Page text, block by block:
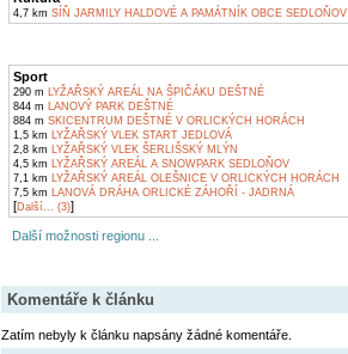
4,7 km SÍŇ JARMILY HALDOVÉ A PAMÁTNÍK OBCE SEDLOŇOV
Sport
290 m LYŽAŘSKÝ AREÁL NA ŠPIČÁKU DEŠTNÉ
844 m LANOVÝ PARK DEŠTNÉ
884 m SKICENTRUM DEŠTNÉ V ORLICKÝCH HORÁCH
1,5 km LYŽAŘSKÝ VLEK START JEDLOVÁ
2,8 km LYŽAŘSKÝ VLEK ŠERLIŠSKÝ MLÝN
4,5 km LYŽAŘSKÝ AREÁL A SNOWPARK SEDLOŇOV
7,1 km LYŽAŘSKÝ AREÁL OLEŠNICE V ORLICKÝCH HORÁCH
7,5 km LANOVÁ DRÁHA ORLICKÉ ZÁHOŘÍ - JADRNÁ
[Další... (3)]
Další možnosti regionu ...
Komentáře k článku
Zatím nebyly k článku napsány žádné komentáře.